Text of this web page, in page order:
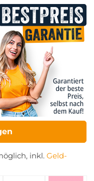
inkl. Geld-